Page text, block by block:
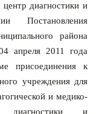
диагностики и
Постановления
района
апреля 2011 года
присоединения к
учреждения для
и медико-
диагностики и